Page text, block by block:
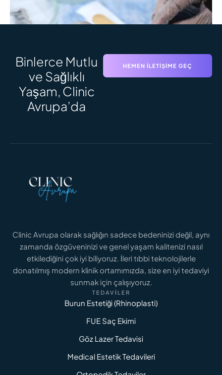
SAÇ EKIMI SÜRECI
Saç Ekimi Süreci: Adım Adım Zaman
Çizelgesi ve Sonuçlar
GENITAL ESTETIK FIYATLARI
Genital Estetik Fiyatları 2026: İstanbul İçin
Maliyet Analizi
DAHA FAZLASINI OKU
Binlerce Mutlu
ve Sağlıklı
Yaşam, Clinic
Avrupa’da
HEMEN İLETIŞIME GEÇ
Clinic Avrupa olarak sağlığın sadece bedeninizi değil, aynı
zamanda özgüveninizi ve genel yaşam kalitenizi nasıl
etkilediğini çok iyi biliyoruz. İleri tıbbi teknolojilerle
donatılmış modern klinik ortamımızda, size en iyi tedaviyi
sunmak için çalışıyoruz.
TEDAVILER
Burun Estetiği (Rhinoplasti)
FUE Saç Ekimi
Göz Lazer Tedavisi
Medical Estetik Tedavileri